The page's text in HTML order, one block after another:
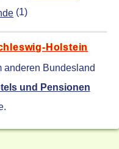
(1)
Holstein
anderen Bundesland
und Pensionen